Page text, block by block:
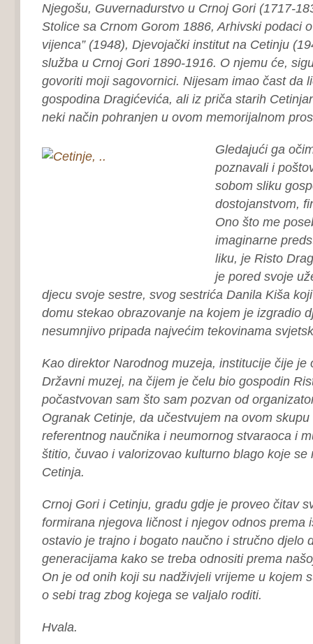
Njegošu, Guvernadurstvo u Crnoj Gori (1717-
Stolice sa Crnom Gorom 1886, Arhivski podaci
vijenca” (1948), Djevojački institut na Cetinju
služba u Crnoj Gori 1890-1916. O njemu će,
govoriti moji sagovornici. Nijesam imao čast da
gospodina Dragićevića, ali iz priča starih
neki način pohranjen u ovom memorijalnom
Gledajući ga
poznavali i
sobom sliku
dostojanstvom,
Ono što me
imaginarne
liku, je Risto
je pored svoje
djecu svoje sestre, svog sestrića Danila Kiša
domu stekao obrazovanje na kojem je izgradio
nesumnjivo pripada najvećim tekovinama
Kao direktor Narodnog muzeja, institucije čije je
Državni muzej, na čijem je čelu bio gospodin
počastvovan sam što sam pozvan od
Ogranak Cetinje, da učestvujem na ovom
referentnog naučnika i neumornog stvaraoca i
štitio, čuvao i valorizovao kulturno blago koje se
Cetinja.
Crnoj Gori i Cetinju, gradu gdje je proveo čitav
formirana njegova ličnost i njegov odnos prema
ostavio je trajno i bogato naučno i stručno djelo
generacijama kako se treba odnositi prema
On je od onih koji su nadživjeli vrijeme u kojem
o sebi trag zbog kojega se valjalo roditi.
Hvala.